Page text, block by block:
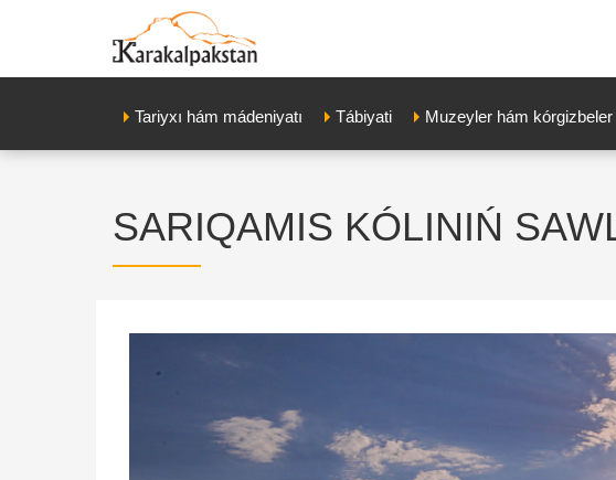
Tariyxı hám mádeniyatı Tábiyati Muzeyler hám kórgizbeler
SARIQAMIS KÓLINIŃ